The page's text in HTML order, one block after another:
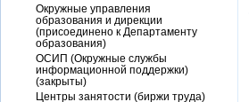
Окружные управления
образования и дирекции
(присоединено к Департаменту
образования)
ОСИП (Окружные службы
информационной поддержки)
(закрыты)
Центры занятости (биржи труда)